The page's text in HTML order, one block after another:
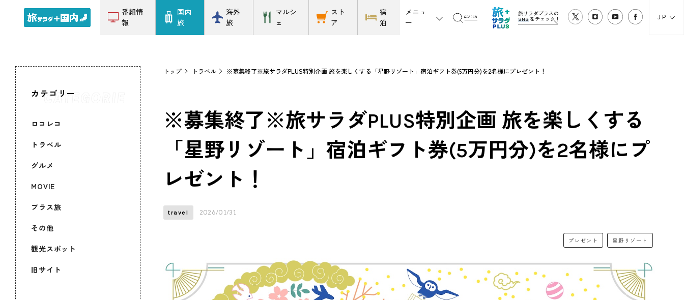
番組情
報
国内
旅
海外
旅
マルシ
ェ
スト
ア
宿
泊
メニュ
ー
旅サラダプラスの
SNS をチェック！ JP
カテゴリー
ロコレコ
トラベル
グルメ
MOVIE
プラス旅
その他
観光スポット
旧サイト
トップ トラベル ※募集終了※旅サラダPLUS特別企画 旅を楽しくする「星野リゾート」宿泊ギフト券(5万円分)を2名様にプレゼント！
※募集終了※旅サラダPLUS特別企画 旅を楽しくする
「星野リゾート」宿泊ギフト券(5万円分)を2名様にプ
レゼント！
travel 2026/01/31
プレゼント 星野リゾート